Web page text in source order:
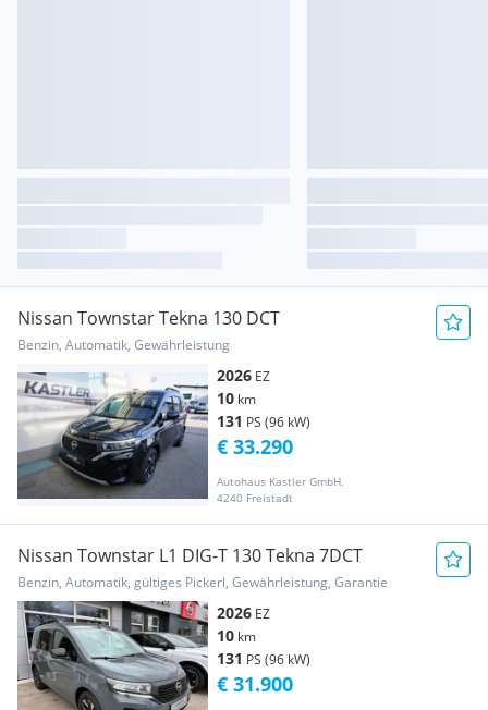
Nissan Townstar Tekna 130 DCT
Benzin, Automatik, Gewährleistung
2026 EZ
10 km
131 PS (96 kW)
Autohaus Kastler GmbH.
4240 Freistadt
€ 33.290
Nissan Townstar L1 DIG-T 130 Tekna 7DCT
Benzin, Automatik, gültiges Pickerl, Gewährleistung, Garantie
2026 EZ
10 km
131 PS (96 kW)
€ 31.900